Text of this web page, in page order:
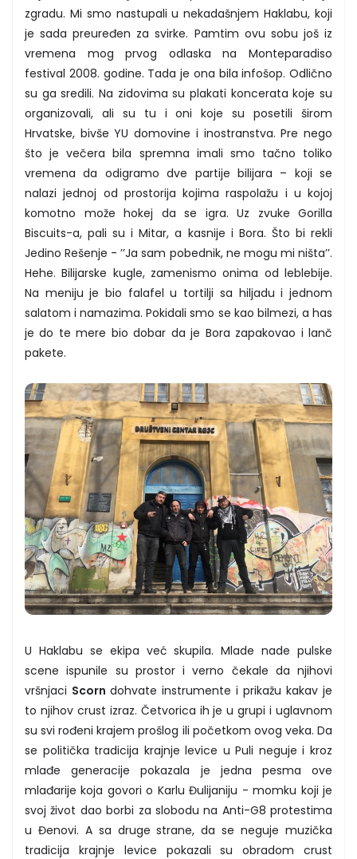
zgradu. Mi smo nastupali u nekadašnjem Haklabu, koji
je sada preuređen za svirke. Pamtim ovu sobu još iz
vremena mog prvog odlaska na Monteparadiso
festival 2008. godine. Tada je ona bila infošop. Odlično
su ga sredili. Na zidovima su plakati koncerata koje su
organizovali, ali su tu i oni koje su posetili širom
Hrvatske, bivše YU domovine i inostranstva. Pre nego
što je večera bila spremna imali smo tačno toliko
vremena da odigramo dve partije bilijara – koji se
nalazi jednoj od prostorija kojima raspolažu i u kojoj
komotno može hokej da se igra. Uz zvuke Gorilla
Biscuits-a, pali su i Mitar, a kasnije i Bora. Što bi rekli
Jedino Rešenje - ’’Ja sam pobednik, ne mogu mi ništa’’.
Hehe. Bilijarske kugle, zamenismo onima od leblebije.
Na meniju je bio falafel u tortilji sa hiljadu i jednom
salatom i namazima. Pokidali smo se kao bilmezi, a has
je do te mere bio dobar da je Bora zapakovao i lanč
pakete.
U Haklabu se ekipa već skupila. Mlade nade pulske
scene ispunile su prostor i verno čekale da njihovi
vršnjaci Scorn dohvate instrumente i prikažu kakav je
to njihov crust izraz. Četvorica ih je u grupi i uglavnom
su svi rođeni krajem prošlog ili početkom ovog veka. Da
se politička tradicija krajnje levice u Puli neguje i kroz
mlađe generacije pokazala je jedna pesma ove
mlađarije koja govori o Karlu Đulijaniju - momku koji je
svoj život dao borbi za slobodu na Anti-G8 protestima
u Đenovi. A sa druge strane, da se neguje muzička
tradicija krajnje levice pokazali su obradom crust